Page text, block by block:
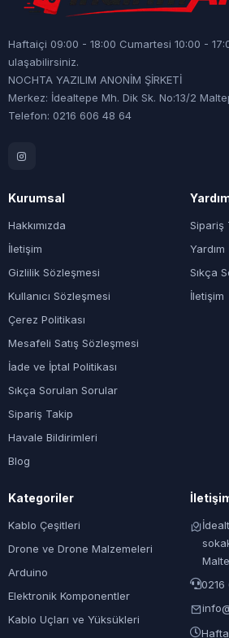
Haftaiçi 09:00 - 18:00 Cumartesi 10:00 -
ulaşabilirsiniz.
NOCHTA YAZILIM ANONİM ŞİRKETİ
Merkez: İdealtepe Mh. Dik Sk. No:13/2
Telefon: 0216 606 48 64
Kurumsal
Hakkımızda
İletişim
Gizlilik Sözleşmesi
Kullanıcı Sözleşmesi
Çerez Politikası
Mesafeli Satış Sözleşmesi
İade ve İptal Politikası
Sıkça Sorulan Sorular
Sipariş Takip
Havale Bildirimleri
Blog
Sipariş
Yardım
Sıkça
İletişim
Kategoriler
Kablo Çeşitleri
Drone ve Drone Malzemeleri
Arduino
Elektronik Komponentler
Kablo Uçları ve Yüksükleri